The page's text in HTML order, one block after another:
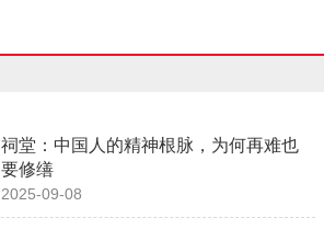
祠堂：中国人的精神根脉，为何再难也
要修缮
2025-09-08